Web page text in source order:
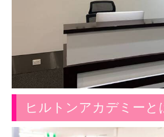
ヒルトンアカデミーと